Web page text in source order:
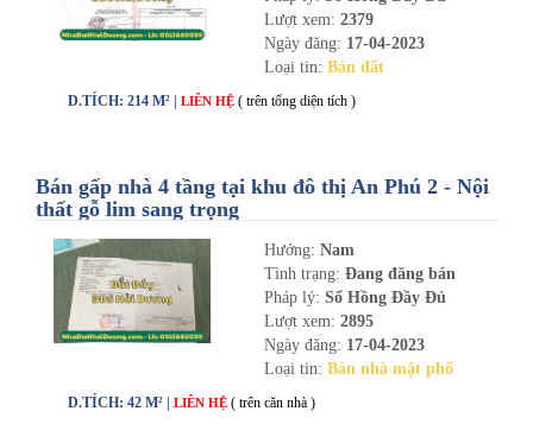
Lượt xem: 2379
Ngày đăng: 17-04-2023
Loại tin: Bán đất
D.TÍCH: 214 M² | LIÊN HỆ ( trên tổng diện tích )
Bán gấp nhà 4 tầng tại khu đô thị An Phú 2 - Nội
thất gỗ lim sang trọng
Hướng: Nam
Tình trạng: Đang đăng bán
Pháp lý: Sổ Hồng Đầy Đủ
Lượt xem: 2895
Ngày đăng: 17-04-2023
Loại tin: Bán nhà mặt phố
D.TÍCH: 42 M² | LIÊN HỆ ( trên căn nhà )